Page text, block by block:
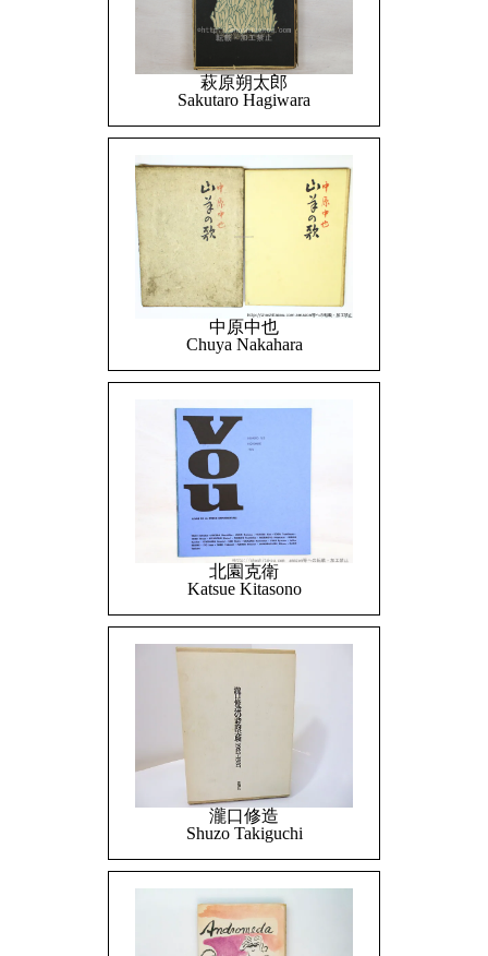
萩原朔太郎
Sakutaro Hagiwara
中原中也
Chuya Nakahara
北園克衛
Katsue Kitasono
瀧口修造
Shuzo Takiguchi